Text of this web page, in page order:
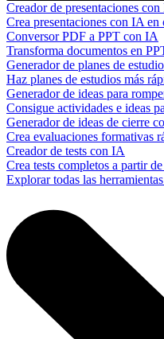
Creador de presentaciones con
Crea presentaciones con IA
Conversor PDF a PPT con IA
Transforma documentos en
Generador de planes de
Haz planes de estudios más
Generador de ideas para
Consigue actividades e ideas
Generador de ideas de cierre
Crea evaluaciones formativas
Creador de tests con IA
Crea tests completos a partir
Explorar todas las